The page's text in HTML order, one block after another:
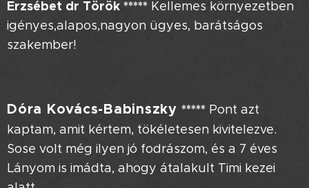
Erzsébet dr Török ***** Kellemes környezetben
igényes,alapos,nagyon ügyes, barátságos
szakember!
Dóra Kovács-Babinszky ***** Pont azt
kaptam, amit kértem, tökéletesen kivitelezve.
Sose volt még ilyen jó fodrászom, és a 7 éves
Lányom is imádta, ahogy átalakult Timi kezei